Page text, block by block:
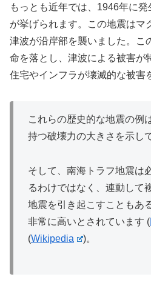
もっとも近年では、1946年に発
が挙げられます。この地震はマ
津波が沿岸部を襲いました。こ
命を落とし、津波による被害が
住宅やインフラが壊滅的な被害
これらの歴史的な地震の例
持つ破壊力の大きさを示し
そして、南海トラフ地震は
るわけではなく、連動して
地震を引き起こすこともあ
非常に高いとされています​ (
(Wikipedia )。